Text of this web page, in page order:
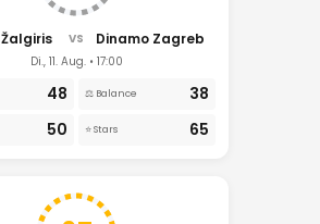
VS Dinamo Zagreb
Di., 11. Aug. • 17:00
48 ⚖️ Balance 38
50 ⭐ Stars 65